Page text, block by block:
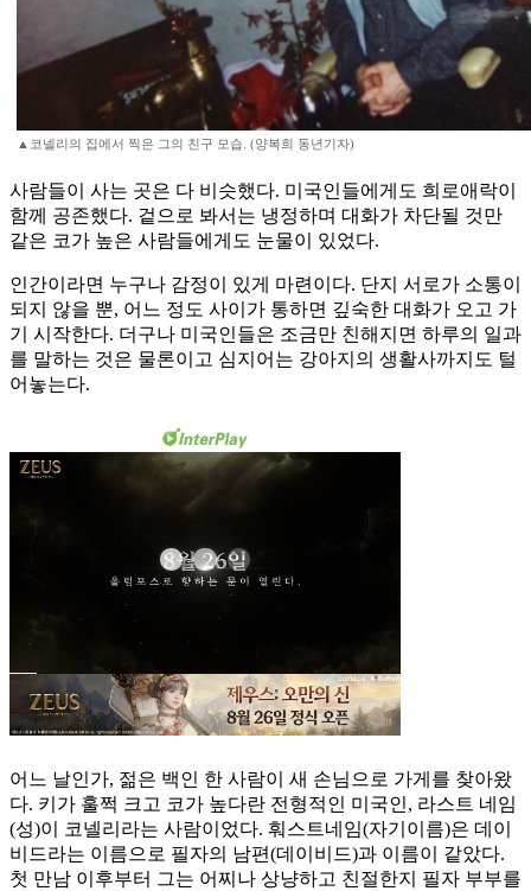
▲코넬리의 집에서 찍은 그의 친구 모습. (양복희 동년기자)
사람들이 사는 곳은 다 비슷했다. 미국인들에게도 희로애락이
함께 공존했다. 겉으로 봐서는 냉정하며 대화가 차단될 것만
같은 코가 높은 사람들에게도 눈물이 있었다.
인간이라면 누구나 감정이 있게 마련이다. 단지 서로가 소통이
되지 않을 뿐, 어느 정도 사이가 통하면 깊숙한 대화가 오고 가
기 시작한다. 더구나 미국인들은 조금만 친해지면 하루의 일과
를 말하는 것은 물론이고 심지어는 강아지의 생활사까지도 털
어놓는다.
어느 날인가, 젊은 백인 한 사람이 새 손님으로 가게를 찾아왔
다. 키가 훌쩍 크고 코가 높다란 전형적인 미국인, 라스트 네임
(성)이 코넬리라는 사람이었다. 훠스트네임(자기이름)은 데이
비드라는 이름으로 필자의 남편(데이비드)과 이름이 같았다.
첫 만남 이후부터 그는 어찌나 상냥하고 친절한지 필자 부부를